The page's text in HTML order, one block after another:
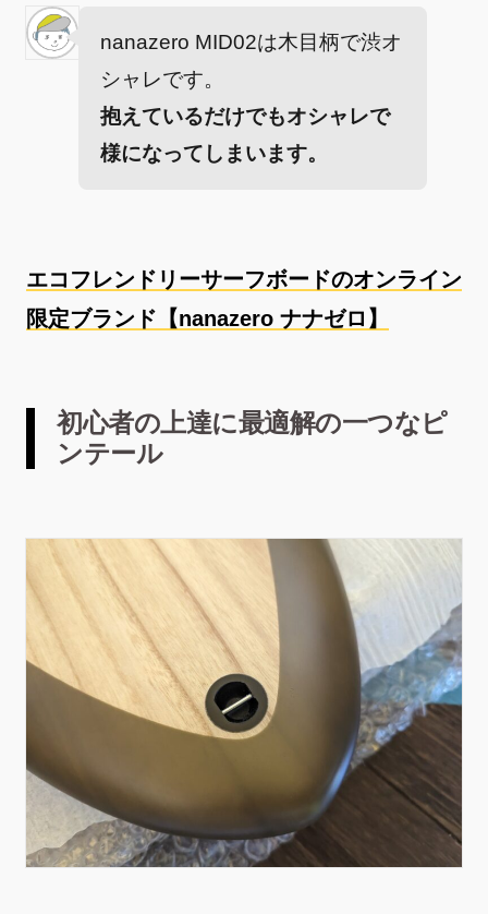
nanazero MID02は木目柄で渋オ
シャレです。
抱えているだけでもオシャレで
様になってしまいます。
エコフレンドリーサーフボードのオンライン
限定ブランド【nanazero ナナゼロ】
初心者の上達に最適解の一つなピ
ンテール